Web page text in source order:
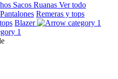
Sacos Ruanas Ver todo
Pantalones Remeras y tops
Blazer